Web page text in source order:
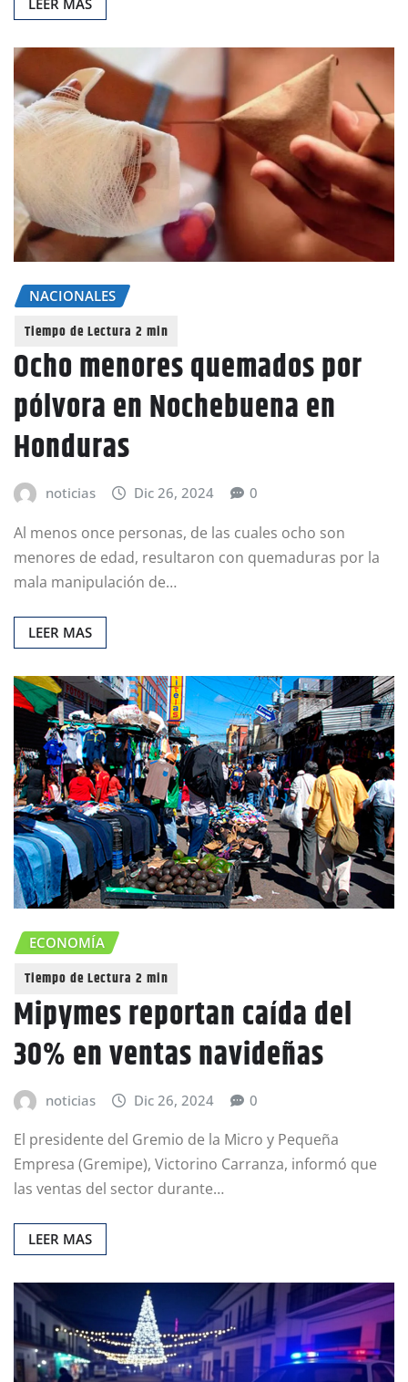
LEER MAS
NACIONALES
Ocho menores quemados por
pólvora en Nochebuena en
Honduras
noticias Dic 26, 2024 0
Al menos once personas, de las cuales ocho son
menores de edad, resultaron con quemaduras por la
mala manipulación de…
LEER MAS
ECONOMÍA
Mipymes reportan caída del
30% en ventas navideñas
noticias Dic 26, 2024 0
El presidente del Gremio de la Micro y Pequeña
Empresa (Gremipe), Victorino Carranza, informó que
las ventas del sector durante…
LEER MAS